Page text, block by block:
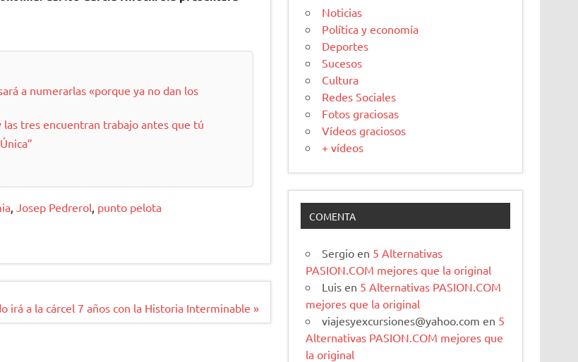
a numerarlas «porque ya no dan los
tres encuentran trabajo antes que tú
, Josep Pedrerol punto pelota
irá a la cárcel 7 años con la Historia Interminable »
Noticias
Política y economía
Deportes
Sucesos
Cultura
Redes Sociales
Fotos graciosas
Vídeos graciosos
+ vídeos
COMENTA
Sergio en 5 Alternativas
PASION.COM mejores que la original
Luis en 5 Alternativas PASION.COM
mejores que la original
viajesyexcursiones@yahoo.com en 5
Alternativas PASION.COM mejores que
la original